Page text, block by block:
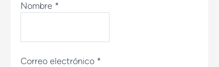
Nombre *
Correo electrónico *